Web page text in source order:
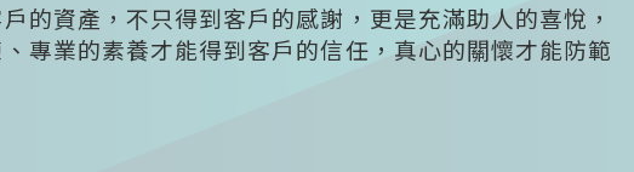
的資產，不只得到客戶的感謝，更是充滿助人的喜悅，
專業的素養才能得到客戶的信任，真心的關懷才能防範